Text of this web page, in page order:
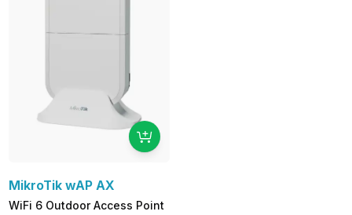
MikroTik wAP AX
WiFi 6 Outdoor Access Point